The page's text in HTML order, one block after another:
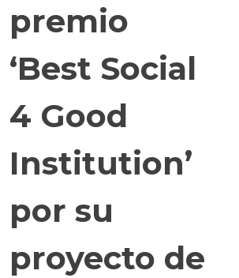
premio
‘Best Social
4 Good
Institution’
por su
proyecto de